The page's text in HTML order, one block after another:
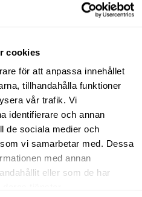
cookies
för att anpassa innehållet
tillhandahålla funktioner
vår trafik. Vi
identifierare och annan
de sociala medier och
vi samarbetar med. Dessa
med annan
eller som de har
oss insikter
att vara chef,
reflektera över
Amo Specialkabel.